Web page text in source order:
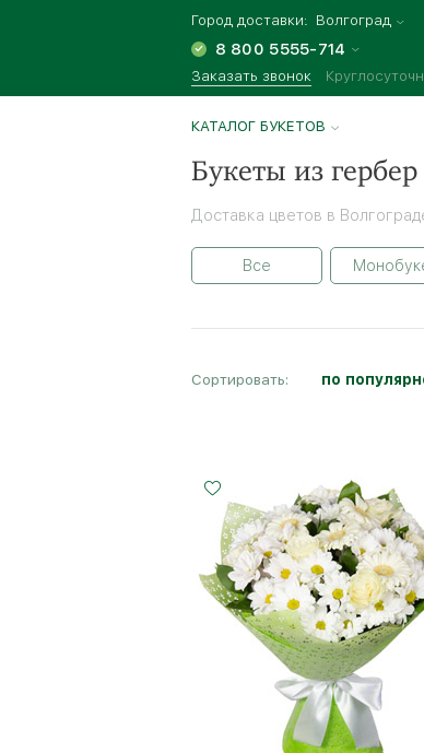
Город доставки: Волгоград
8 800 5555-714
Заказать звонок
КАТАЛОГ БУКЕТОВ
Букеты из гербер
Доставка цветов в
Все
Сортировать: по